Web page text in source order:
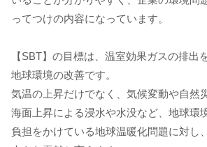
ってつけの内容になっています。
【SBT】の目標は、温室効果ガスの排出
地球環境の改善です。
気温の上昇だけでなく、気候変動や自然
海面上昇による浸水や水没など、地球環
負担をかけている地球温暖化問題に対し